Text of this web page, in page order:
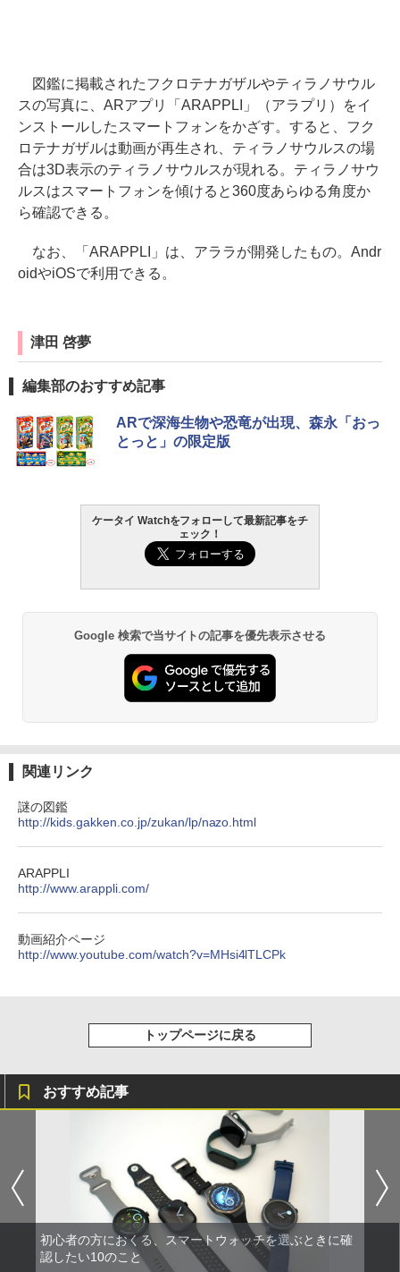
図鑑に掲載されたフクロテナガザルやティラノサウル
スの写真に、ARアプリ「ARAPPLI」（アラプリ）をイ
ンストールしたスマートフォンをかざす。すると、フク
ロテナガザルは動画が再生され、ティラノサウルスの場
合は3D表示のティラノサウルスが現れる。ティラノサウ
ルスはスマートフォンを傾けると360度あらゆる角度か
ら確認できる。
なお、「ARAPPLI」は、アララが開発したもの。Andr
oidやiOSで利用できる。
津田 啓夢
編集部のおすすめ記事
ARで深海生物や恐竜が出現、森永「おっ
とっと」の限定版
ケータイ Watchをフォローして最新記事をチ
ェック！
Google 検索で当サイトの記事を優先表示させる
関連リンク
謎の図鑑
http://kids.gakken.co.jp/zukan/lp/nazo.html
ARAPPLI
http://www.arappli.com/
動画紹介ページ
http://www.youtube.com/watch?v=MHsi4lTLCPk
トップページに戻る
おすすめ記事
初心者の方におくる、スマートウォッチを選ぶときに確
認したい10のこと